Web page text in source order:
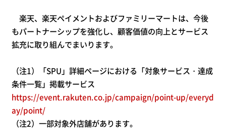
楽天、楽天ペイメントおよびファミリーマートは、今後
もパートナーシップを強化し、顧客価値の向上とサービス
拡充に取り組んでまいります。
（注1）「SPU」詳細ページにおける「対象サービス・達成
条件一覧」掲載サービス
https://event.rakuten.co.jp/campaign/point-up/everyd
ay/point/
（注2）一部対象外店舗があります。